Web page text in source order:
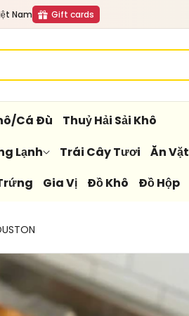
Nam Gift cards
Cá Đù
Thuỷ Hải Sải Khô
Lạnh Trái Cây Tươi
Ăn Vặt
Gia Vị Đồ Khô Đồ Hộp